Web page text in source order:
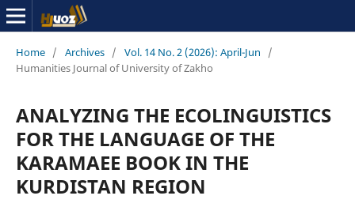
Home / Archives / Vol. 14 No. 2 (2026): April-Jun
/
Humanities Journal of University of Zakho
ANALYZING THE ECOLINGUISTICS
FOR THE LANGUAGE OF THE
KARAMAEE BOOK IN THE
KURDISTAN REGION